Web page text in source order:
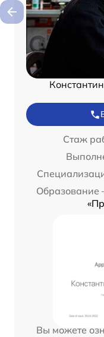
Стаж
Образование
Вы можете